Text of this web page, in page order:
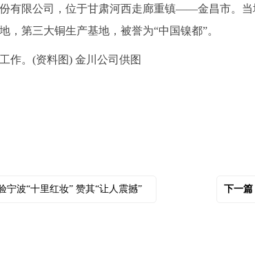
限公司，位于甘肃河西走廊重镇——金昌市。当
，第三大铜生产基地，被誉为“中国镍都”。
宁波“十里红妆” 赞其“让人震撼” 下一篇